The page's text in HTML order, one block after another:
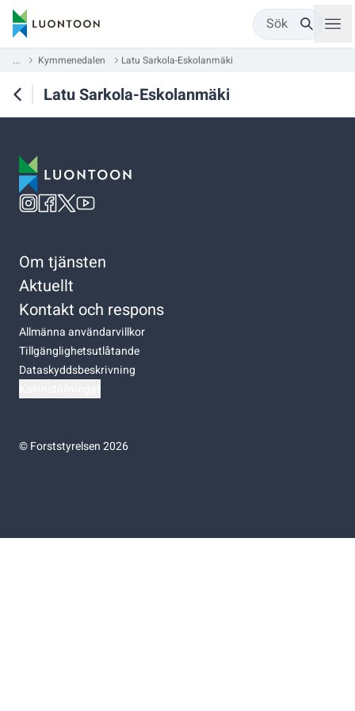
Sök
... Kymmenedalen Latu Sarkola-Eskolanmäki
Latu Sarkola-Eskolanmäki
Om tjänsten
Aktuellt
Kontakt och respons
Allmänna användarvillkor
Tillgänglighetsutlåtande
Dataskyddsbeskrivning
©Forststyrelsen 2026